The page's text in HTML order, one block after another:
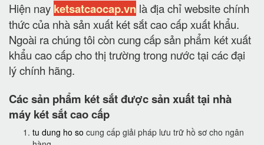
Hiện nay ketsatcaocap.vn là địa chỉ website chính
thức của nhà sản xuất két sắt cao cấp xuất khẩu.
Ngoài ra chúng tôi còn cung cấp sản phẩm két xuất
khẩu cao cấp cho thị trường trong nước tại các đại
lý chính hãng.
Các sản phẩm két sắt được sản xuất tại nhà
máy két sắt cao cấp
tu dung ho so cung cấp giải pháp lưu trữ hồ sơ cho ngân